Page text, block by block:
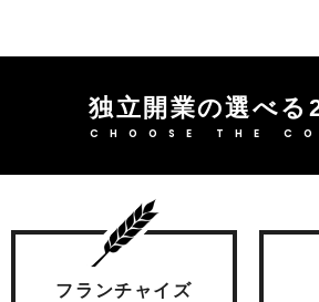
独立開業の選べる
CHOOSE THE
フランチャイズ